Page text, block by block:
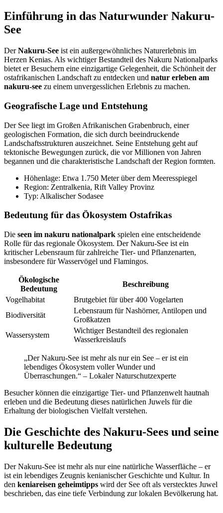
Einführung in das Naturwunder Nakuru-
See
DerNakuru-See ist ein außergewöhnliches Naturerlebnis im
Herzen Kenias. Als wichtiger Bestandteil des Nakuru Nationalparks
bietet er Besuchern eine einzigartige Gelegenheit, die Schönheit der
ostafrikanischen Landschaft zu entdecken und natur erleben am
nakuru-see zu einem unvergesslichen Erlebnis zu machen.
Geografische Lage und Entstehung
Der See liegt im Großen Afrikanischen Grabenbruch, einer
geologischen Formation, die sich durch beeindruckende
Landschaftsstrukturen auszeichnet. Seine Entstehung geht auf
tektonische Bewegungen zurück, die vor Millionen von Jahren
begannen und die charakteristische Landschaft der Region formten.
Höhenlage: Etwa 1.750 Meter über dem Meeresspiegel
Region: Zentralkenia, Rift Valley Provinz
Typ: Alkalischer Sodasee
Bedeutung für das Ökosystem Ostafrikas
Die seen im nakuru nationalpark spielen eine entscheidende
Rolle für das regionale Ökosystem. Der Nakuru-See ist ein
kritischer Lebensraum für zahlreiche Tier- und Pflanzenarten,
insbesondere für Wasservögel und Flamingos.
Ökologische
Bedeutung
Beschreibung
Vogelhabitat
Brutgebiet für über 400 Vogelarten
Biodiversität
Lebensraum für Nashörner, Antilopen und
Großkatzen
Wassersystem
Wichtiger Bestandteil des regionalen
Wasserkreislaufs
„Der Nakuru-See ist mehr als nur ein See – er ist ein
lebendiges Ökosystem voller Wunder und
Überraschungen.“ – Lokaler Naturschutzexperte
Besucher können die einzigartige Tier- und Pflanzenwelt hautnah
erleben und die Bedeutung dieses natürlichen Juwels für die
Erhaltung der biologischen Vielfalt verstehen.
Die Geschichte des Nakuru-Sees und seine
kulturelle Bedeutung
Der Nakuru-See ist mehr als nur eine natürliche Wasserfläche – er
ist ein lebendiges Zeugnis kenianischer Geschichte und Kultur. In
den keniareisen geheimtipps wird der See oft als verstecktes Juwel
beschrieben, das eine tiefe Verbindung zur lokalen Bevölkerung hat.